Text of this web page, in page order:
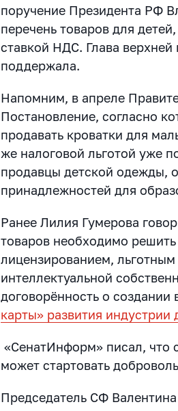
поручение Президента РФ
перечень товаров для
ставкой НДС. Глава
поддержала.
Напомним, в апреле
Постановление, согласно
продавать кроватки для
же налоговой льготой уже
продавцы детской одежды,
принадлежностей для
Ранее Лилия Гумерова
товаров необходимо
лицензированием,
интеллектуальной
договорённость о
карты» развития индустрии
«СенатИнформ» писал, что
может стартовать
Председатель СФ